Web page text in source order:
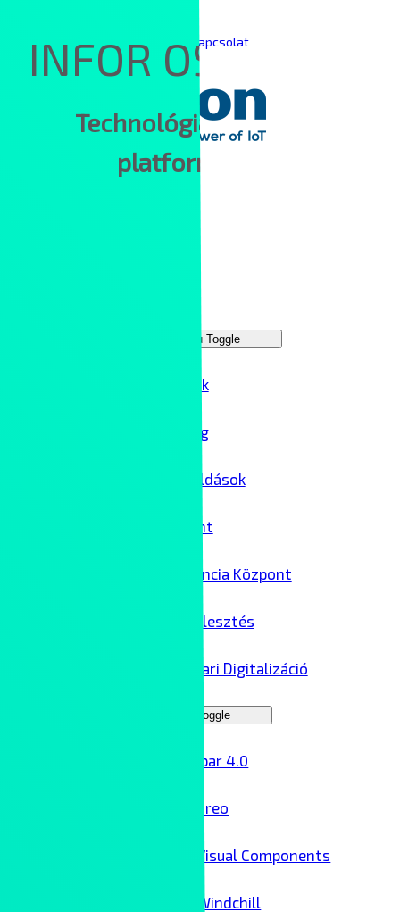
Keresés | English | Kapcsolat
Menu Toggle
IT hálózatok
IT biztonság
Felhőmegoldások
Adatközpont
AI Kompetencia Központ
Szoftverfejlesztés
Ipar 4.0 – Ipari Digitalizáció
Menu Toggle
Ipar 4.0
Creo
Visual Components
Windchill
INFOR OS
Technológiai
platform